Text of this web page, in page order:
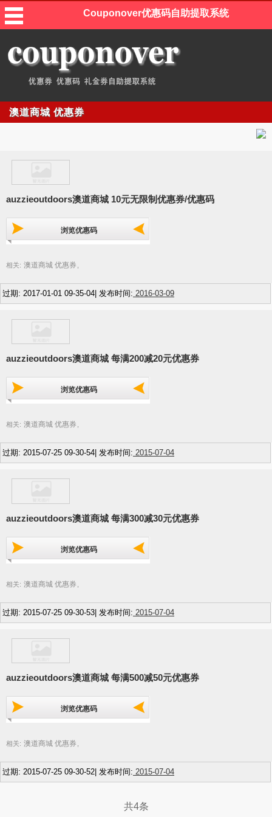
Couponover优惠码自助提取系统
澳道商城 优惠券
auzzieoutdoors澳道商城 10元无限制优惠券/优惠码
浏览优惠码
相关: 澳道商城 优惠券
过期: 2017-01-01 09-35-04| 发布时间: 2016-03-09
auzzieoutdoors澳道商城 每满200减20元优惠券
浏览优惠码
相关: 澳道商城 优惠券 ,
过期: 2015-07-25 09-30-54| 发布时间: 2015-07-04
auzzieoutdoors澳道商城 每满300减30元优惠券
浏览优惠码
相关: 澳道商城 优惠券
过期: 2015-07-25 09-30-53| 发布时间: 2015-07-04
auzzieoutdoors澳道商城 每满500减50元优惠券
浏览优惠码
相关: 澳道商城 优惠券
过期: 2015-07-25 09-30-52| 发布时间: 2015-07-04
共4条